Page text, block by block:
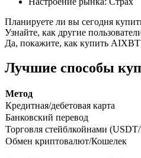
Деривативы на акции,
USDC фьючерсы
Планируете ли вы сегодня
Узнайте, как другие
Да, покажите, как купить AIXBT
Лучшие способы
Метод
Кредитная/дебетовая карта
Банковский перевод
Торговля стейблкойнами
Обмен криптовалют/Кошелек